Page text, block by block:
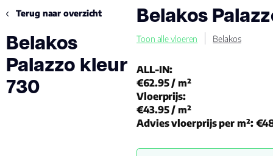
Terug naar overzicht
Belakos
Palazzo kleur
730
Belakos
Toon alle vloeren Belakos
ALL-IN:
€62.95/ m²
Vloerprijs:
€43.95/ m²
Advies vloerprijs per m²: